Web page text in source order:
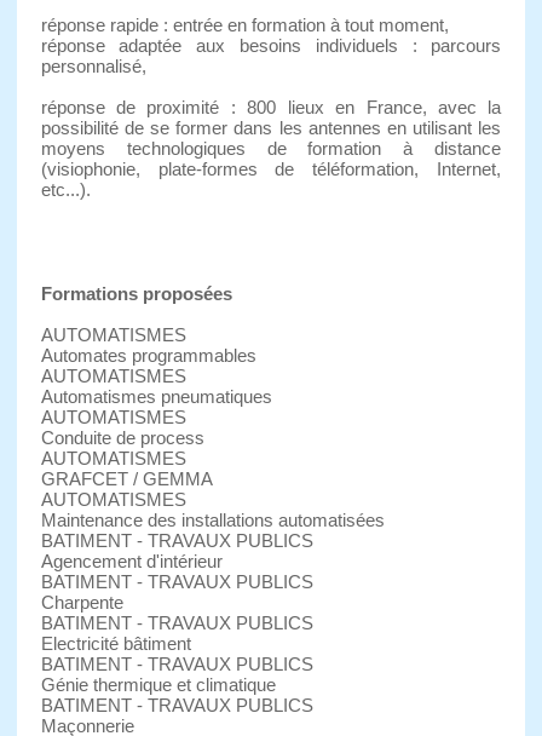
réponse rapide : entrée en formation à tout moment,
réponse adaptée aux besoins individuels : parcours
personnalisé,
réponse de proximité : 800 lieux en France, avec la
possibilité de se former dans les antennes en utilisant les
moyens technologiques de formation à distance
(visiophonie, plate-formes de téléformation, Internet,
etc...).
Formations proposées
AUTOMATISMES
Automates programmables
AUTOMATISMES
Automatismes pneumatiques
AUTOMATISMES
Conduite de process
AUTOMATISMES
GRAFCET / GEMMA
AUTOMATISMES
Maintenance des installations automatisées
BATIMENT - TRAVAUX PUBLICS
Agencement d'intérieur
BATIMENT - TRAVAUX PUBLICS
Charpente
BATIMENT - TRAVAUX PUBLICS
Electricité bâtiment
BATIMENT - TRAVAUX PUBLICS
Génie thermique et climatique
BATIMENT - TRAVAUX PUBLICS
Maçonnerie